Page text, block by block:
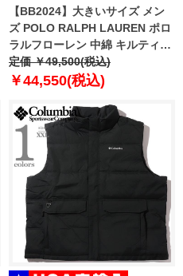
【BB2024】大きいサイズ メン
ズ POLO RALPH LAUREN ポロ
ラルフローレン 中綿 キルティン
グ ベスト USA直輸入
710949962-002
定価 ￥49,500(税込)
￥44,550(税込)